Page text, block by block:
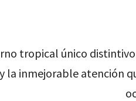
tropical único
la inmejorable atención